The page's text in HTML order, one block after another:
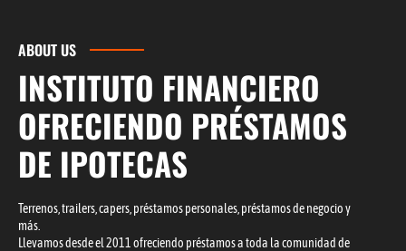
ABOUT US
INSTITUTO FINANCIERO
OFRECIENDO PRÉSTAMOS
DE IPOTECAS
Terrenos, trailers, capers, préstamos personales, préstamos de negocio y
más.
Llevamos desde el 2011 ofreciendo préstamos a toda la comunidad de